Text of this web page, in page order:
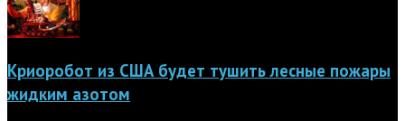
Криоробот из США будет тушить лесные пожары
жидким азотом